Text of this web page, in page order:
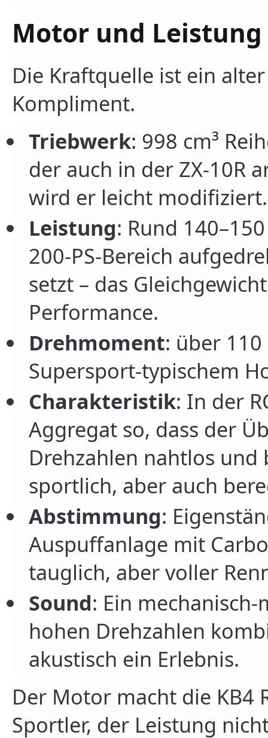
Motor und Leistung
Die Kraftquelle ist ein
Kompliment.
Triebwerk: 998 cm³
der auch in der ZX‑10R
wird er leicht modifiziert.
Leistung: Rund
200-PS-Bereich
setzt – das
Performance.
Drehmoment: über
Supersport-typischem
Charakteristik: In der
Aggregat so, dass der
Drehzahlen nahtlos
sportlich, aber auch
Abstimmung:
Auspuffanlage mit
tauglich, aber voller
Sound: Ein
hohen Drehzahlen
akustisch ein Erlebnis.
Der Motor macht die KB4
Sportler, der Leistung